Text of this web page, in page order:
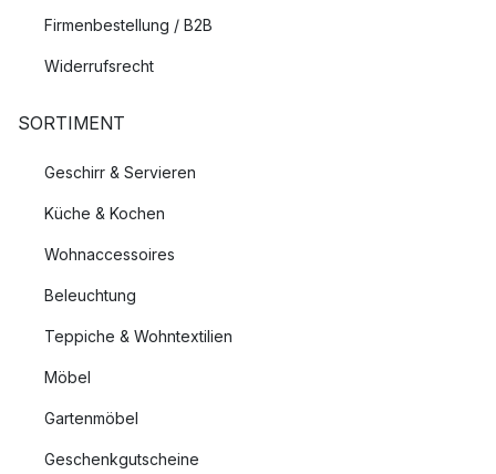
Firmenbestellung / B2B
Widerrufsrecht
SORTIMENT
Geschirr & Servieren
Küche & Kochen
Wohnaccessoires
Beleuchtung
Teppiche & Wohntextilien
Möbel
Gartenmöbel
Geschenkgutscheine